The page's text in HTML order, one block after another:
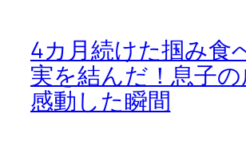
4カ月続けた掴み食
実を結んだ！息子
感動した瞬間